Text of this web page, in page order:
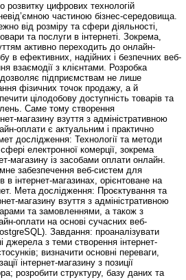
розвитку цифрових технологій
частиною бізнес-середовища.
від розміру та сфери діяльності,
та послуги в інтернеті. Зокрема,
активно переходить до онлайн-
в ефективних, надійних і безпечних веб-
взаємодії з клієнтами. Розробка
дозволяє підприємствам не лише
фізичних точок продажу, а й
цілодобову доступність товарів та
Саме тому створення
магазину взуття з адміністративною
оплати є актуальним і практично
дослідження: Технології та методи
сфері електронної комерції, зокрема
магазину із засобами оплати онлайн.
забезпечення веб-систем для
в інтернет-магазинах, орієнтоване на
Мета дослідження: Проєктування та
магазину взуття з адміністративною
та замовленнями, а також з
оплати на основі сучасних веб-
Завдання: проаналізувати
джерела з теми створення інтернет-
визначити основні переваги,
інтернет-магазину з позиції
розробити структуру, базу даних та